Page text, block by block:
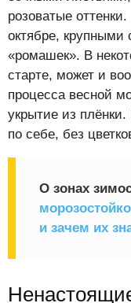
розоватые
октябре, крупными
«ромашек». В
старте, может и
процесса весной
укрытие из
по себе, без
О зонах
и зачем их